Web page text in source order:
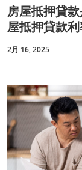
房屋抵押貸
屋抵押貸款
2月 16, 2025